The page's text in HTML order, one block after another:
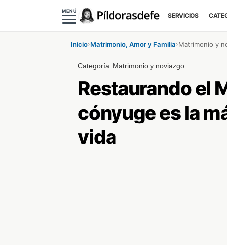
MENÚ
SERVICIOS
Inicio›Matrimonio, Amor y Familia›Matrimonio y
Categoría: Matrimonio y noviazgo
Restaurando el
cónyuge es la
vida